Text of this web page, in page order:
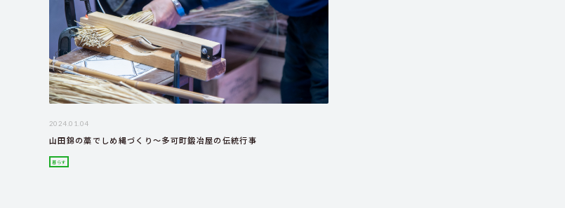
2024.01.04
山田錦の藁でしめ縄づくり～多可町鍛冶屋の伝統行事
暮らす